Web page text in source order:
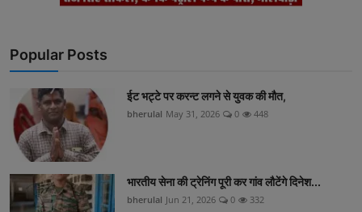
Popular Posts
ईट भट्टे पर करन्ट लगने से युवक की मौत,
bherulal May 31, 2026 0 448
भारतीय सेना की ट्रेनिंग पूरी कर गांव लौटेंगे दिनेश...
bherulal Jun 21, 2026 0 332